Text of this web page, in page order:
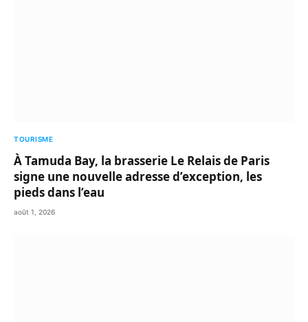
TOURISME
À Tamuda Bay, la brasserie Le Relais de Paris
signe une nouvelle adresse d’exception, les
pieds dans l’eau
août 1, 2026